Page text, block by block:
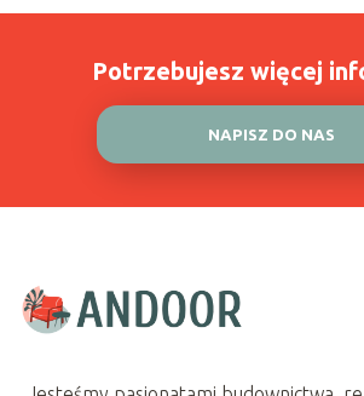
Potrzebujesz więcej
NAPISZ DO NAS